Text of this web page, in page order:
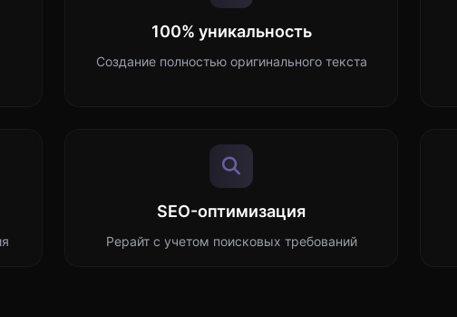
100% уникальность
Создание полностью оригинального текста
SEO-оптимизация
Рерайт с учетом поисковых требований